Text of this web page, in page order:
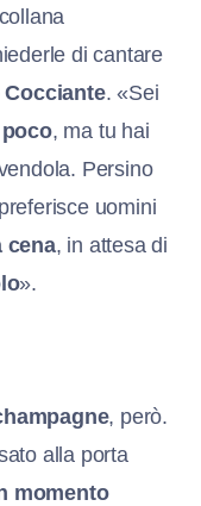
di cantare
. «Sei
, ma tu hai
Persino
uomini
cena, in attesa di
».
, però.
alla porta
momento